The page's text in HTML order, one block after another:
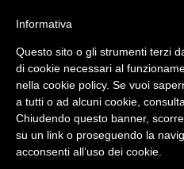
/ USATO SCATTO A
Informativa
Questo sito o gli strumenti terzi
di cookie necessari al
nella cookie policy. Se vuoi
a tutti o ad alcuni cookie,
Chiudendo questo banner,
su un link o proseguendo la
acconsenti all’uso dei cookie.